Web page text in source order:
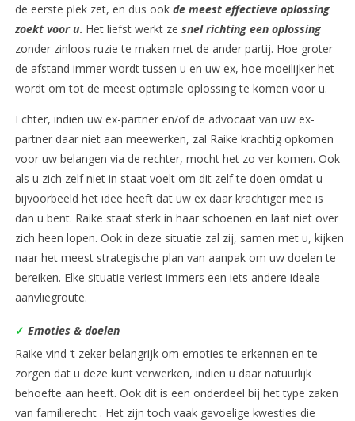
de eerste plek zet, en dus ook de meest effectieve oplossing
zoekt voor u. Het liefst werkt ze snel richting een oplossing
zonder zinloos ruzie te maken met de ander partij. Hoe groter
de afstand immer wordt tussen u en uw ex, hoe moeilijker het
wordt om tot de meest optimale oplossing te komen voor u.
Echter, indien uw ex-partner en/of de advocaat van uw ex-
partner daar niet aan meewerken, zal Raike krachtig opkomen
voor uw belangen via de rechter, mocht het zo ver komen. Ook
als u zich zelf niet in staat voelt om dit zelf te doen omdat u
bijvoorbeeld het idee heeft dat uw ex daar krachtiger mee is
dan u bent. Raike staat sterk in haar schoenen en laat niet over
zich heen lopen. Ook in deze situatie zal zij, samen met u, kijken
naar het meest strategische plan van aanpak om uw doelen te
bereiken. Elke situatie veriest immers een iets andere ideale
aanvliegroute.
✓ Emoties & doelen
Raike vind ’t zeker belangrijk om emoties te erkennen en te
zorgen dat u deze kunt verwerken, indien u daar natuurlijk
behoefte aan heeft. Ook dit is een onderdeel bij het type zaken
van familierecht . Het zijn toch vaak gevoelige kwesties die